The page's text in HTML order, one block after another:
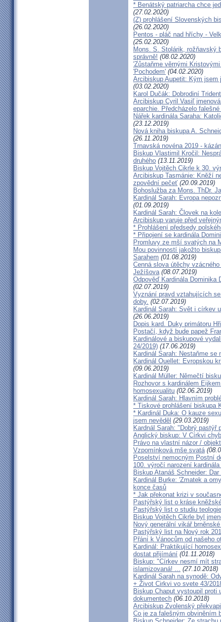
* Benátský patriarcha chce
(27.02.2020)
(Z) prohlášení Slovenských
(26.02.2020)
Pentos - pláč nad hříchy -
(25.02.2020)
Mons. S. Stolárik, rožňavský
správně! (08.02.2020)
'Zůstaňme věrnými
'Pochodem' (04.02.2020)
Arcibiskup Aupetit: Kým jsem
(03.02.2020)
Karol Dučák: Dobrodiní
Arcibiskup Cyril Vasiľ
eparchie. Předcházelo
Nářek kardinála Saraha:
(23.12.2019)
Nová kniha biskupa A.
(26.11.2019)
Trnavská novéna 2019 -
Biskup Vlastimil Kročil:
druhého (13.11.2019)
Biskup Vojtěch Cikrle k 30.
Arcibiskup Tasmánie: Kněží
zpovědní pečeť (20.09.2019)
Bohoslužba za Mons. ThDr.
Kardinál Sarah: Evropa
(01.09.2019)
Kardinál Sarah: Človek na
Arcibiskup varuje před
* Prohlášení předsedy
* Připojení se kardinála
Promluvy ze mší svatých na
Mou povinností jakožto
Sarahem (01.08.2019)
Cenná slova útěchy
Ježíšova(08.07.2019)
Odpověď Kardinála Dominika
(02.07.2019)
Vyznání pravd vztahujících
doby. (02.07.2019)
Kardinál Sarah: Svět i církev
(26.06.2019)
Dopis kard. Duky primátoru
Postačí, když bude papež
Kardinálové a biskupové
24/2019) (17.06.2019)
Kardinál Sarah: Nestaňme
Kardinál Ouellet: Evropskou
(09.06.2019)
Kardinál Müller: Němečtí
Rozhovor s kardinálem
homosexualitu (02.06.2019)
Kardinál Sarah: Hlavním
* Tiskové prohlášení biskupa
* Kardinál Duka: O kauze
jsem nevěděl (29.03.2019)
Kardnál Sarah: "Dobrý
Anglický biskup: V Církvi
Právo na vlastní názor /
Vzpomínková mše svatá
Poselství nemocným Postní
100. výročí narození
Biskup Atanáš Schneider:
Kardinál Burke: 'Zmatek a
konce časů
* Jak překonat krizi v
Pastýřský list o kráse
Pastýřský list o studiu teologie
Biskup Vojtěch Cikrle byl
Nový generální vikář
Pastýřský list na Nový rok
Přání k Vánocům od našeho
Kardinál: Praktikující
dostat přijímání (01.11.2018)
Biskup: "Církev nesmí mít
islamizovaná! ... (27.10.2018)
Kardinál Sarah na synodě:
+ Život Cirkvi vo svete 43/
Biskup Chaput vystoupil
dokumentech (06.10.2018)
Arcibiskup Zvolenský
Co je za falešným obviněním